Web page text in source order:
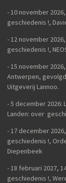
- 10 november
geschiedenis !,
- 12 november
geschiedenis !,
- 15 november
Antwerpen,
Uitgeverij Lannoo.
- 5 december 2026:
Landen: over
-17 december
geschiedenis !,
Diepenbeek
- 18 februari 2027,
geschiedenis !,